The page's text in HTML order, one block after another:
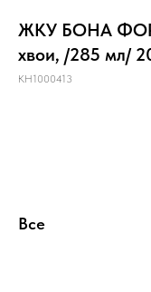
ЖКУ БОНА
хвои, /285 мл/
КН1000413
Все